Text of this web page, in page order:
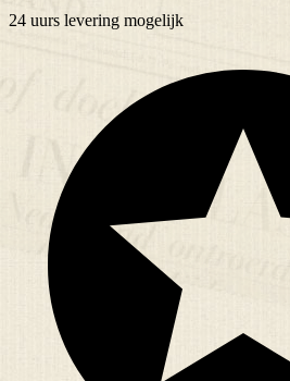
24 uurs levering mogelijk